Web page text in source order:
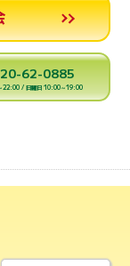
62-0885
22:00 / 日曜日 10:00～19:00